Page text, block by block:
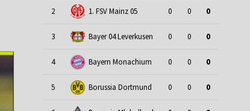
2 1. FSV Mainz 05 0 0 0
3 Bayer 04 Leverkusen 0 0 0
4 Bayern Monachium 0 0 0
5 Borussia Dortmund 0 0 0